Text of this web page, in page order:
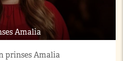
Amalia
prinses Amalia